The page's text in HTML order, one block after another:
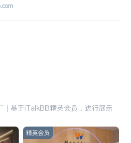
| 基于iTalkBB精英会员，进行展示
精英会员